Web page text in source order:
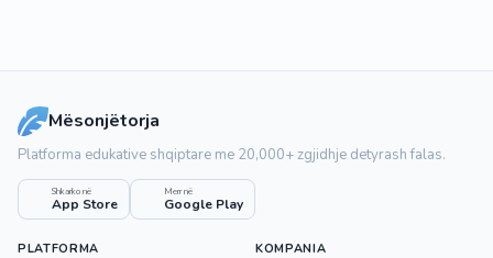
Mësonjëtorja
Platforma edukative shqiptare me 20,000+ zgjidhje detyrash falas.
Shkarko në
App Store
Merr në
Google Play
PLATFORMA KOMPANIA